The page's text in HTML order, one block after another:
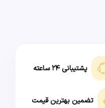
پشتیبانی ۲۴ ساعته
تضمین بهترین قیمت